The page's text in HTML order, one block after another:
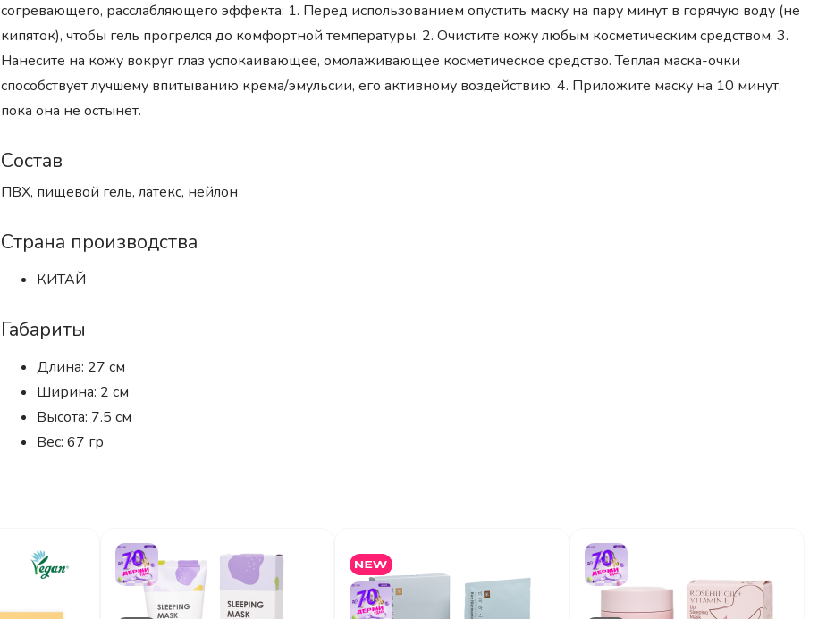
согревающего, расслабляющего эффекта: 1. Перед использованием опустить маску на пару минут в горячую воду (не
кипяток), чтобы гель прогрелся до комфортной температуры. 2. Очистите кожу любым косметическим средством. 3.
Нанесите на кожу вокруг глаз успокаивающее, омолаживающее косметическое средство. Теплая маска-очки
способствует лучшему впитыванию крема/эмульсии, его активному воздействию. 4. Приложите маску на 10 минут,
пока она не остынет.
Состав
ПВХ, пищевой гель, латекс, нейлон
Страна производства
КИТАЙ
Габариты
Длина: 27 см
Ширина: 2 см
Высота: 7.5 см
Вес: 67 гр